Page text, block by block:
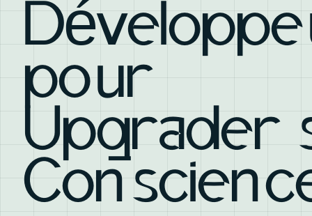
pour
Upgrader